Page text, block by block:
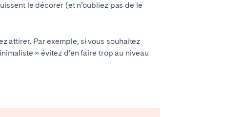
le décorer (et n’oubliez pas de le
attirer. Par exemple, si vous souhaitez
» évitez d’en faire trop au niveau